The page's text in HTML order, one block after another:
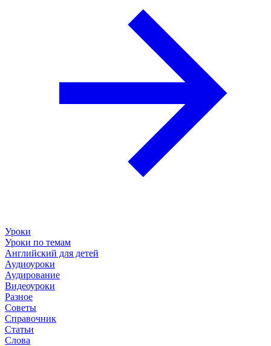
Уроки
Уроки по темам
Английский для детей
Аудиоуроки
Аудирование
Видеоуроки
Разное
Советы
Справочник
Статьи
Слова